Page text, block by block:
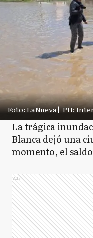
Foto: LaNueva| PH:
La trágica
Blanca dejó una
momento, el
Ads